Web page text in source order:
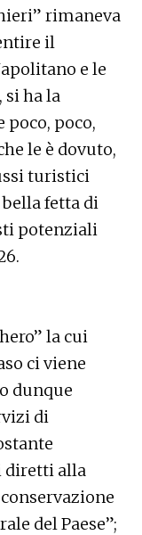
rimaneva
il
e le
si ha la
poco, poco,
le è dovuto,
turistici
fetta di
potenziali
la cui
ci viene
dunque
di
diretti alla
del Paese”;